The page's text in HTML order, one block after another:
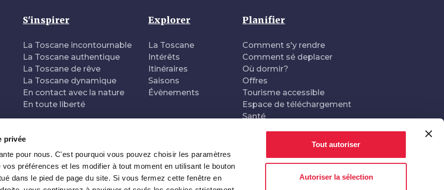
privée
pour nous. C'est pourquoi vous pouvez choisir les paramètres
préférences et les modifier à tout moment en utilisant le bouton
dans le pied de page du site. Si vous fermez cette fenêtre en
Tout autoriser
Autoriser la sélection
S'inspirer
La Toscane incontournable
La Toscane authentique
La Toscane de rêve
La Toscane dynamique
En contact avec la nature
En toute liberté
Explorer
La Toscane
Intérêts
Itinéraires
Saisons
Évènements
Planifier
Comment s'y rendre
Comment sé deplacer
Où dormir?
Offres
Tourisme accessible
Espace de téléchargement
Santé
Conçu et géré par En collaboration avec